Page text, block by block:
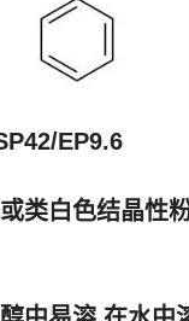
EP9.6
类白色结晶性